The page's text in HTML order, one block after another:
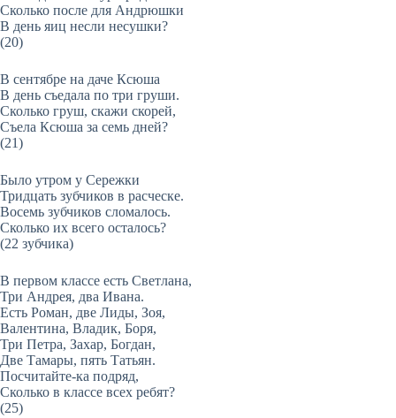
Сколько после для Андрюшки
В день яиц несли несушки?
(20)
В сентябре на даче Ксюша
В день съедала по три груши.
Сколько груш, скажи скорей,
Съела Ксюша за семь дней?
(21)
Было утром у Сережки
Тридцать зубчиков в расческе.
Восемь зубчиков сломалось.
Сколько их всего осталось?
(22 зубчика)
В первом классе есть Светлана,
Три Андрея, два Ивана.
Есть Роман, две Лиды, Зоя,
Валентина, Владик, Боря,
Три Петра, Захар, Богдан,
Две Тамары, пять Татьян.
Посчитайте-ка подряд,
Сколько в классе всех ребят?
(25)